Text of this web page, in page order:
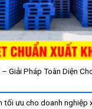
Giải Pháp Toàn Diện
tối ưu cho doanh nghiệp